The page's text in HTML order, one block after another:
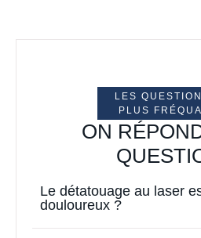
LES
PLUS
ON
Le détatouage au laser
douloureux ?